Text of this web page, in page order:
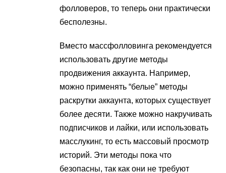
фолловеров, то теперь они практически
бесполезны​​.
Вместо массфолловинга рекомендуется
использовать другие методы
продвижения аккаунта. Например,
можно применять “белые” методы
раскрутки аккаунта, которых существует
более десяти. Также можно накручивать
подписчиков и лайки, или использовать
масслукинг, то есть массовый просмотр
историй. Эти методы пока что
безопасны, так как они не требуют